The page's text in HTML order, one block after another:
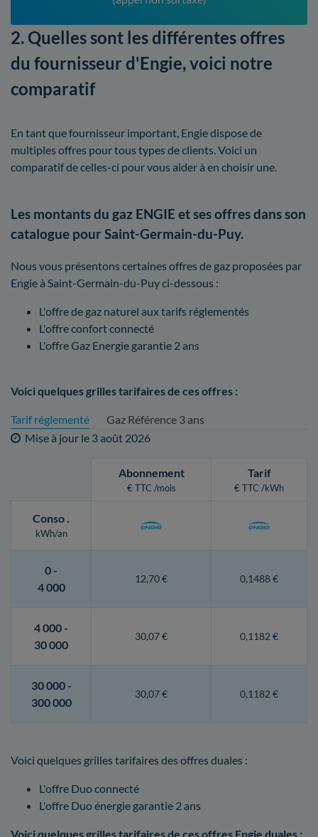
2. Quelles sont les différentes offres
du fournisseur d'Engie, voici notre
comparatif
En tant que fournisseur important, Engie dispose de
multiples offres pour tous types de clients. Voici un
comparatif de celles-ci pour vous aider à en choisir une.
Les montants du gaz ENGIE et ses offres dans son
catalogue pour Saint-Germain-du-Puy.
Nous vous présentons certaines offres de gaz proposées par
Engie à Saint-Germain-du-Puy ci-dessous :
L'offre de gaz naturel aux tarifs réglementés
L'offre confort connecté
L'offre Gaz Energie garantie 2 ans
Voici quelques grilles tarifaires de ces offres :
Tarif réglementé
Gaz Référence 3 ans
Mise à jour le 3 août 2026
Abonnement
€ TTC /mois
Tarif
€ TTC /kWh
Conso.
kWh/an
0 -
4 000
12,70 € 0,1488 €
4 000 -
30 000
30,07 € 0,1182 €
30 000 -
300 000
30,07 € 0,1182 €
Voici quelques grilles tarifaires des offres duales :
L'offre Duo connecté
L'offre Duo énergie garantie 2 ans
Voici quelques grilles tarifaires de ces offres Engie duales :